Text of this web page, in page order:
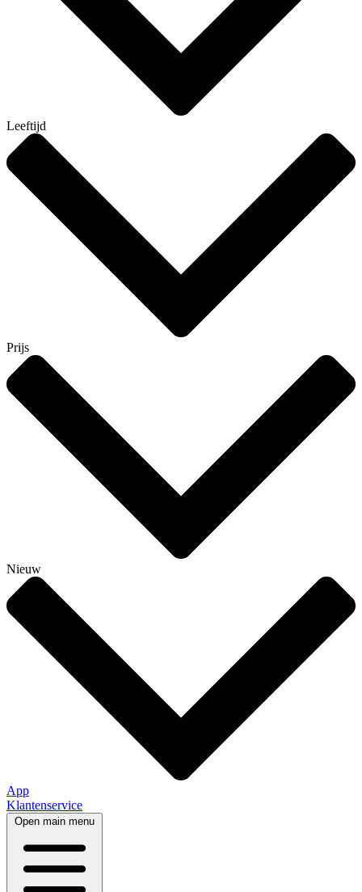
Leeftijd
Prijs
Nieuw
App
Klantenservice
Open main menu